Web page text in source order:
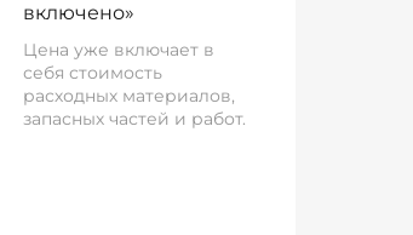
включено»
Цена уже включает в
себя стоимость
расходных материалов,
запасных частей и работ.